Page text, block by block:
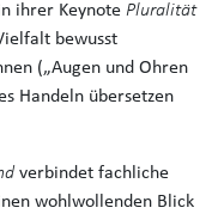
ihrer Keynote Pluralität
bewusst
(„Augen und Ohren
Handeln übersetzen
verbindet fachliche
wohlwollenden Blick